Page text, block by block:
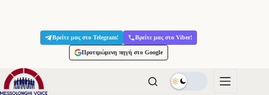
Βρείτε μας στο Telegram! Βρείτε μας στο Viber!
Προτιμώμενη πηγή στο Google